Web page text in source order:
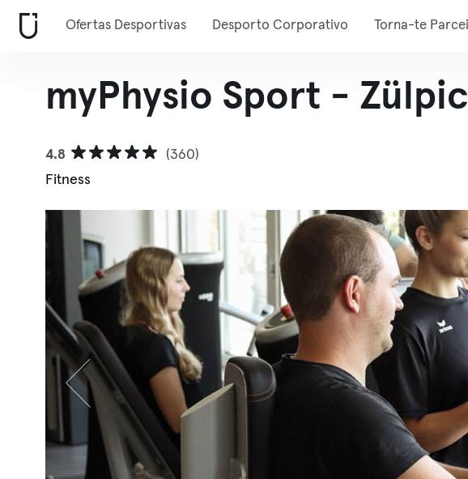
Ofertas Desportivas Desporto Corporativo Torna-te
myPhysio Sport -
4.8
(360)
Fitness